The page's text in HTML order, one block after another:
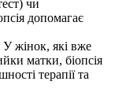
чи
допомагає
У жінок, які вже
матки, біопсія
терапії та